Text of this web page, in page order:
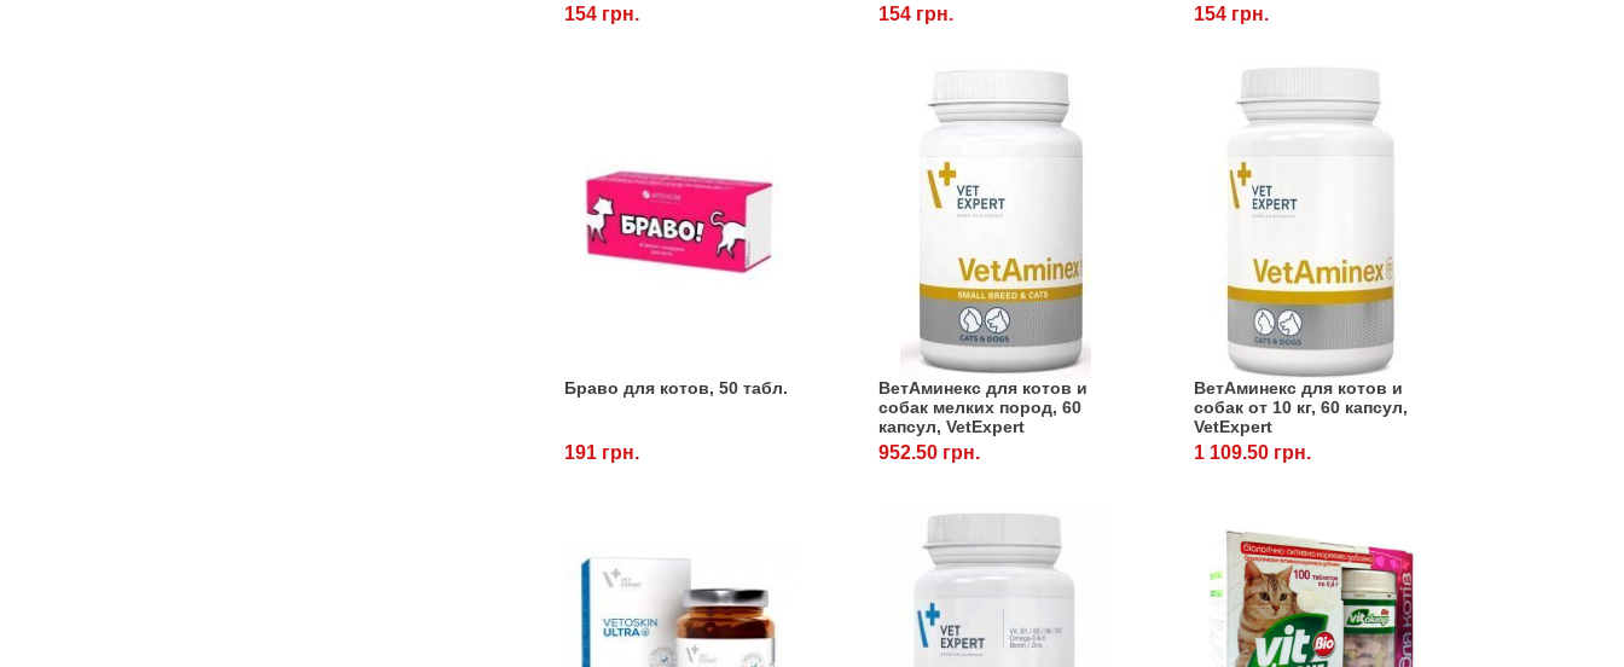
154 грн. 154 грн. 154 грн.
Браво для котов, 50 табл.
191 грн.
ВетАминекс для котов и
собак мелких пород, 60
капсул, VetExpert
952.50 грн.
ВетАминекс для котов и
собак от 10 кг, 60 капсул,
VetExpert
1 109.50 грн.